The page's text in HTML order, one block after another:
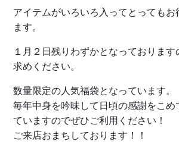
アイテムがいろいろ入ってとってもお
ます。
１月２日残りわずかとなっております
求めください。
数量限定の人気福袋となっています。
毎年中身を吟味して日頃の感謝をこめ
ていますのでぜひご利用ください！
ご来店おまちしております！！